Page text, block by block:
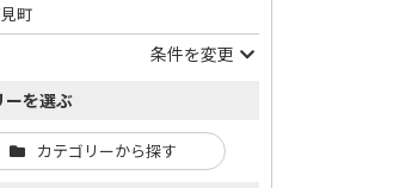
町
条件を変更
ーを選ぶ
カテゴリーから探す